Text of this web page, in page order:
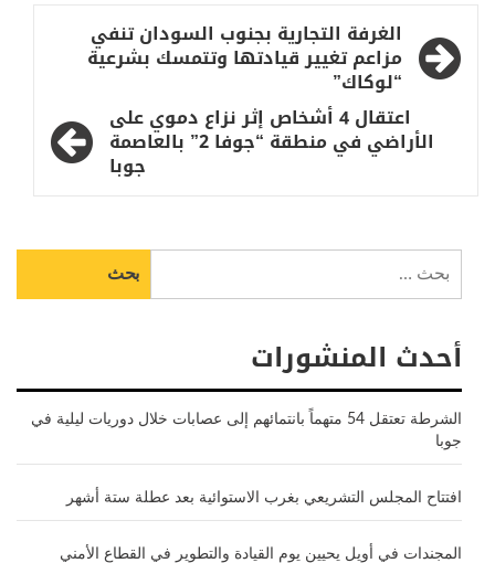
تصفّح
المقالات
الغرفة التجارية بجنوب السودان تنفي
مزاعم تغيير قيادتها وتتمسك بشرعية
“لوكاك”
اعتقال 4 أشخاص إثر نزاع دموي على
الأراضي في منطقة “جوفا 2” بالعاصمة
جوبا
عن:
أحدث المنشورات
الشرطة تعتقل 54 متهماً بانتمائهم إلى عصابات خلال دوريات ليلية في
جوبا
افتتاح المجلس التشريعي بغرب الاستوائية بعد عطلة ستة أشهر
المجندات في أويل يحيين يوم القيادة والتطوير في القطاع الأمني